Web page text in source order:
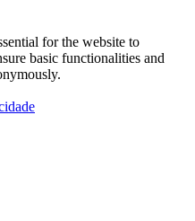
for the website to
basic functionalities and